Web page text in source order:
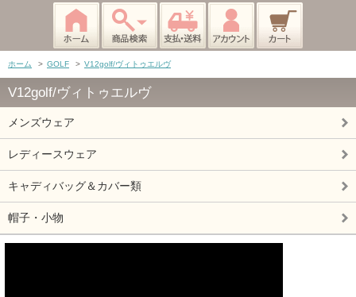
ホーム > GOLF > V12golf/ヴィトゥエルヴ
V12golf/ヴィトゥエルヴ
メンズウェア
レディースウェア
キャディバッグ＆カバー類
帽子・小物